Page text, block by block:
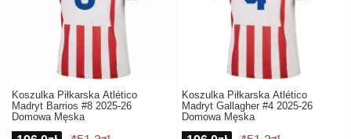
Koszulka Piłkarska Atlético
Madryt Barrios #8 2025-26
Domowa Męska
Koszulka Piłkarska Atlético
Madryt Gallagher #4 2025-26
Domowa Męska